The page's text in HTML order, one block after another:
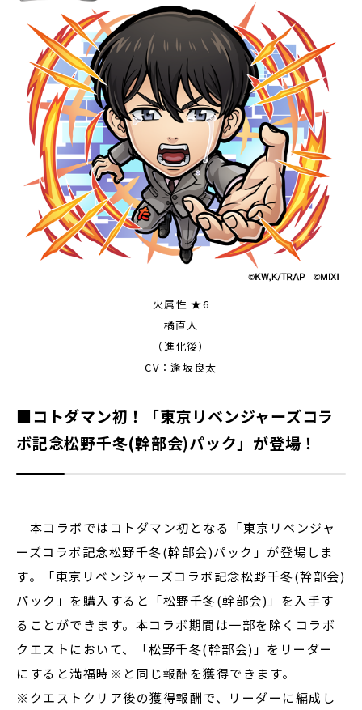
火属性 ★6
橘直人
（進化後）
CV：逢坂良太
■コトダマン初！「東京リベンジャーズコラ
ボ記念松野千冬(幹部会)パック」が登場！
本コラボではコトダマン初となる「東京リベンジャ
ーズコラボ記念松野千冬(幹部会)パック」が登場しま
す。「東京リベンジャーズコラボ記念松野千冬(幹部会)
パック」を購入すると「松野千冬(幹部会)」を入手す
ることができます。本コラボ期間は一部を除くコラボ
クエストにおいて、「松野千冬(幹部会)」をリーダー
にすると満福時※と同じ報酬を獲得できます。
※クエストクリア後の獲得報酬で、リーダーに編成し